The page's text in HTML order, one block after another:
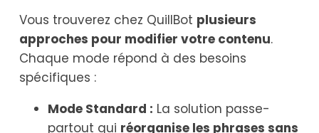
Vous trouverez chez QuillBot plusieurs
approches pour modifier votre contenu.
Chaque mode répond à des besoins
spécifiques :
Mode Standard : La solution passe-
partout qui réorganise les phrases sans